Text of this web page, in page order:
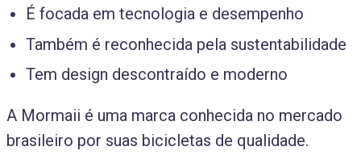
É focada em tecnologia e desempenho
Também é reconhecida pela sustentabilidade
Tem design descontraído e moderno
A Mormaii é uma marca conhecida no mercado
brasileiro por suas bicicletas de qualidade.